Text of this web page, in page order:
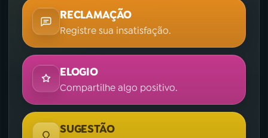
RECLAMAÇÃO
Registre sua insatisfação.
ELOGIO
Compartilhe algo positivo.
SUGESTÃO